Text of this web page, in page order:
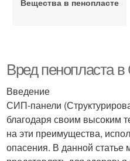
Вещества в пенопласте
Вред пенопласта
Введение
СИП-панели
благодаря своим высоким
на эти преимущества,
опасения. В данной